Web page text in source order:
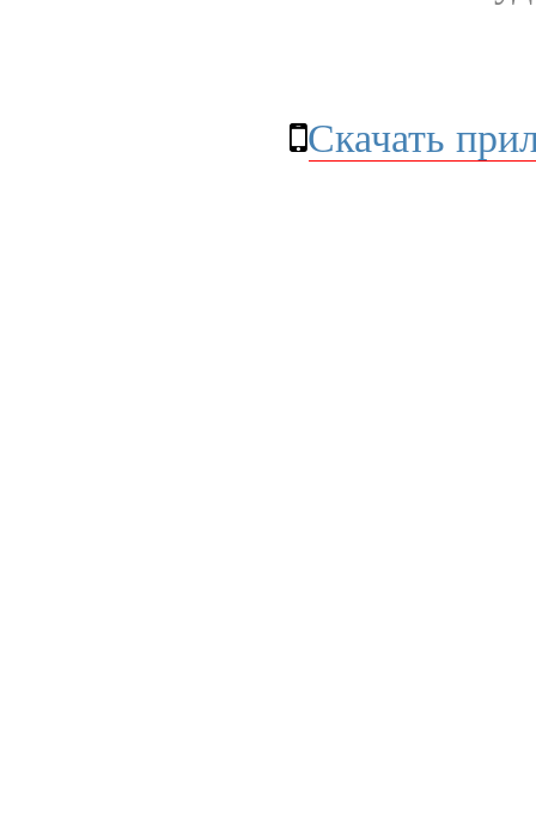
Скачать